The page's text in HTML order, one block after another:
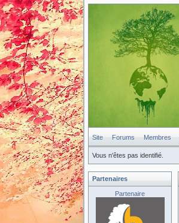
Site Forums Membres
Vous n'êtes pas identifié.
Partenaires
Partenaire